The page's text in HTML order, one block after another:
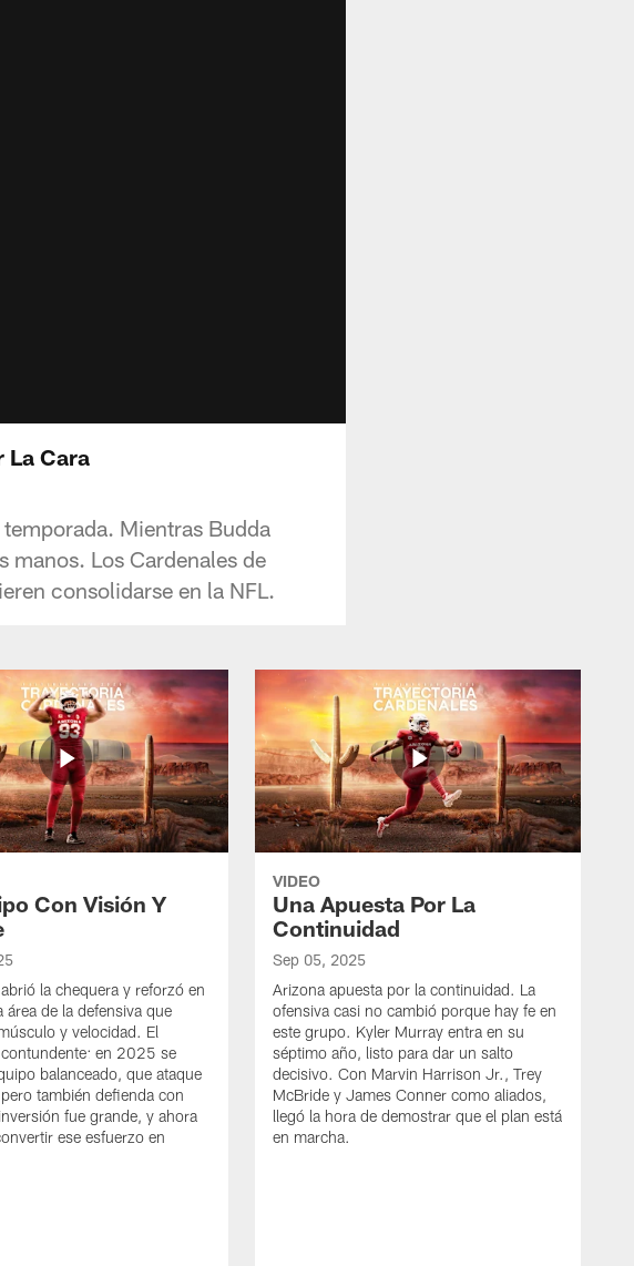
La Cara
Mientras Budda
manos. Los Cardenales de
consolidarse en la NFL.
Con Visión Y
la chequera y reforzó en
área de la defensiva que
y velocidad. El
contundente: en 2025 se
balanceado, que ataque
también defienda con
fue grande, y ahora
ese esfuerzo en
VIDEO
Una Apuesta Por La
Continuidad
Sep 05, 2025
Arizona apuesta por la continuidad. La
ofensiva casi no cambió porque hay fe en
este grupo. Kyler Murray entra en su
séptimo año, listo para dar un salto
decisivo. Con Marvin Harrison Jr., Trey
McBride y James Conner como aliados,
llegó la hora de demostrar que el plan está
en marcha.